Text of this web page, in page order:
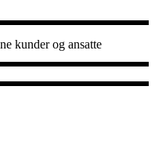
kunder og ansatte